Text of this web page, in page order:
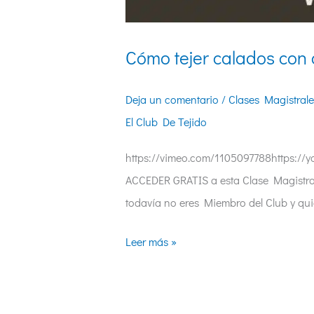
Cómo tejer calados
Deja un comentario /Clases
El Club De Tejido
https://vimeo.com/1105097788https://
ACCEDER GRATIS a esta Clase
todavía no eres Miembro del Club y
Leer más »